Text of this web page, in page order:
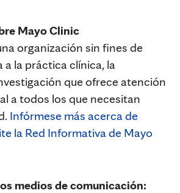
Mayo Clinic
organización sin fines de
a la práctica clínica, la
que ofrece atención
a todos los que necesitan
Infórmese más acerca de
la Red Informativa de Mayo
medios de comunicación: